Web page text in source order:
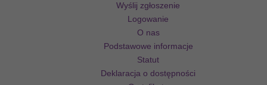
Wyślij zgłoszenie
Logowanie
O nas
Podstawowe informacje
Statut
Deklaracja o dostępności